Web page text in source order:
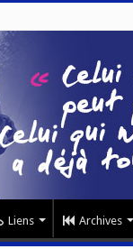
Liens Archives